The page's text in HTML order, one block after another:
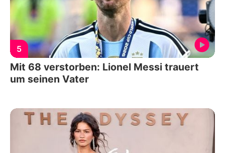
5
Mit 68 verstorben: Lionel Messi trauert
um seinen Vater